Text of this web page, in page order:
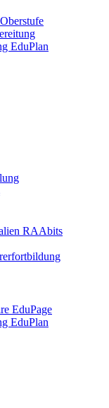
EduPlan
RAAbits
EduPage
EduPlan